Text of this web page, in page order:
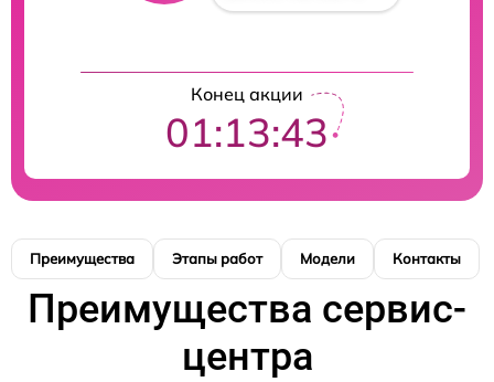
Конец акции
01:13:41
Преимущества Этапы работ Модели Контакты
Преимущества сервис-
центра